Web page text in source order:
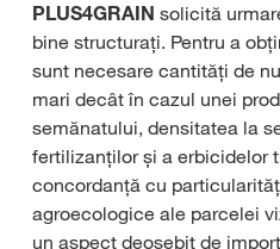
PLUS4GRAIN solicită
bine structurați. Pentru a
sunt necesare cantități de
mari decât în cazul unei
semănatului, densitatea la
fertilizanților și a erbicidelor
concordanță cu
agroecologice ale parcelei
un aspect deosebit de